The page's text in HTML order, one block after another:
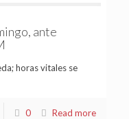
ante
horas vitales se
0 Read more